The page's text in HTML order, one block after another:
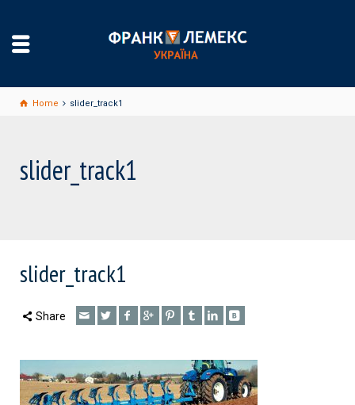
Home slider_track1
slider_track1
slider_track1
Share